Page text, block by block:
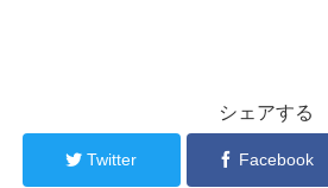
シェアする
Twitter Facebook